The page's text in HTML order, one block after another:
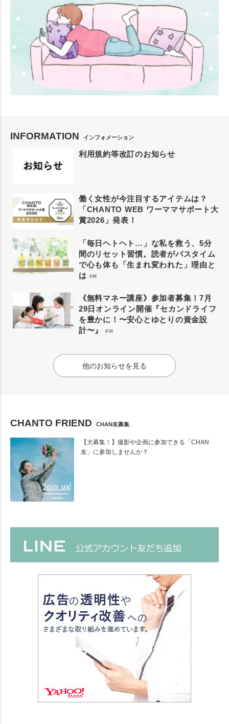
INFORMATION インフォメーション
利用規約等改訂のお知らせ
働く女性が今注目するアイテムは？
「CHANTO WEB ワーママサポート大
賞2026」発表！
「毎日ヘトヘト…」な私を救う、5分
間のリセット習慣。読者がバスタイム
で心も体も「生まれ変われた」理由と
は PR
《無料マネー講座》参加者募集！7月
29日オンライン開催『セカンドライフ
を豊かに！〜安心とゆとりの資金設
計〜』
PR
他のお知らせを見る
CHANTO FRIEND CHAN友募集
【大募集！】撮影や企画に参加できる「CHAN
友」に参加しませんか？